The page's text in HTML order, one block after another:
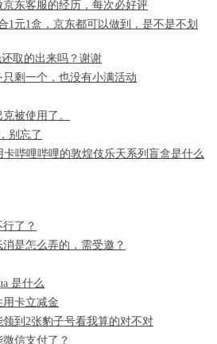
京东客服的经历，每次必好评
1元1盒，京东都可以做到，是不是不划
取的出来吗？谢谢
剩一个，也没有小满活动
被使用了。
别忘了
哔哩哔哩的敦煌伎乐天系列盲盒是什么
了？
是怎么弄的，需受邀？
是什么
用卡立减金
到2张豹子号看我算的对不对
信支付了？